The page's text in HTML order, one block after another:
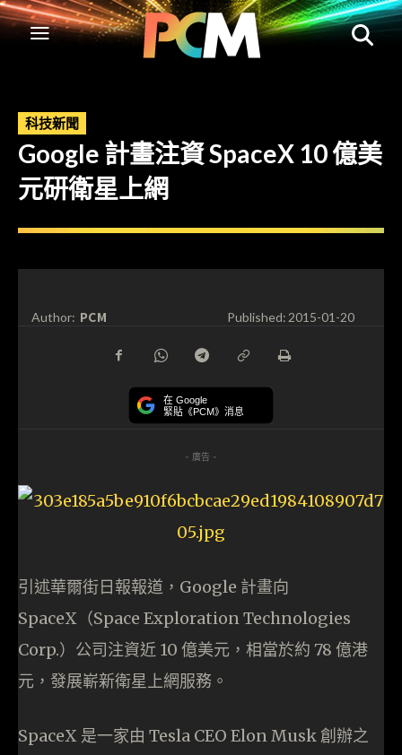
科技新聞
Google 計畫注資 SpaceX 10 億美
元研衛星上網
Author: PCM Published:2015-01-20
在 Google
緊貼《PCM》消息
- 廣告 -
引述華爾街日報報道，Google 計畫向
SpaceX（Space Exploration Technologies
Corp.）公司注資近 10 億美元，相當於約 78 億港
元，發展嶄新衛星上網服務。
SpaceX 是一家由 Tesla CEO Elon Musk 創辦之